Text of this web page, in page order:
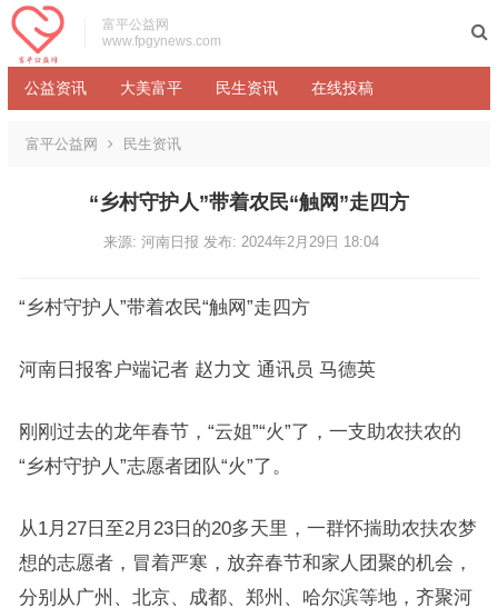
富平公益网
www.fpgynews.com
公益资讯 大美富平 民生资讯 在线投稿
富平公益网 民生资讯
“乡村守护人”带着农民“触网”走四方
来源: 河南日报 发布: 2024年2月29日 18:04
“乡村守护人”带着农民“触网”走四方
河南日报客户端记者 赵力文 通讯员 马德英
刚刚过去的龙年春节，“云姐”“火”了，一支助农扶农的
“乡村守护人”志愿者团队“火”了。
从1月27日至2月23日的20多天里，一群怀揣助农扶农梦
想的志愿者，冒着严寒，放弃春节和家人团聚的机会，
分别从广州、北京、成都、郑州、哈尔滨等地，齐聚河